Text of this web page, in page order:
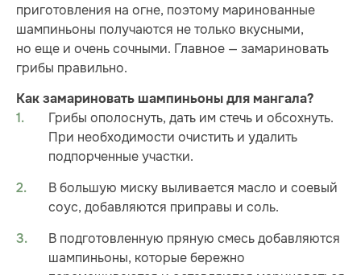
приготовления на огне, поэтому маринованные
шампиньоны получаются не только вкусными,
но еще и очень сочными. Главное — замариновать
грибы правильно.
Как замариновать шампиньоны для мангала?
Грибы ополоснуть, дать им стечь и обсохнуть.
При необходимости очистить и удалить
подпорченные участки.
В большую миску выливается масло и соевый
соус, добавляются приправы и соль.
В подготовленную пряную смесь добавляются
шампиньоны, которые бережно